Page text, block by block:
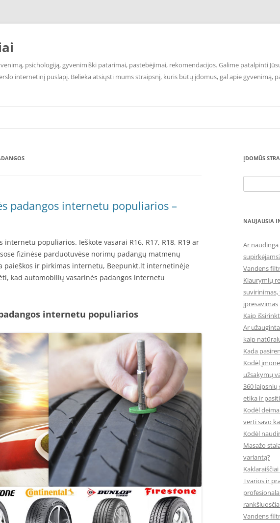
psichologiją, gyvenimiški patarimai, pastebėjimai, rekomendacijos. Galime patalpinti
internetinį puslapį. Belieka atsiųsti mums straipsnį, kuris būtų įdomus, gal apie gyvenimą,
padangos internetu populiarios –
populiarios. Ieškote vasarai R16, R17, R18, R19 ar
fizinėse parduotuvėse norimų padangų matmenų
paieškos ir pirkimas internetu, Beepunkt.lt internetinėje
kad automobilių vasarinės padangos internetu
internetu populiarios
ĮDOMŪS
NAUJAUSIA
Ar
Vandens
Kiaurymių
suvirinimas,
įpresavimas
Kaip
Ar
kaip
Kada
Kodėl
užsakymų
360 laipsnių
etika ir
Kodėl
verti savo
Kodėl
Masažo
variantą?
Tvarios ir
Vandens